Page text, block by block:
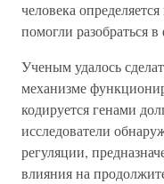
человека
помогли разобраться
Ученым удалось
механизме
кодируется генами
исследователи
регуляции,
влияния на